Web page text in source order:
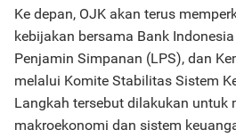
Ke depan, OJK akan terus
kebijakan bersama Bank
Penjamin Simpanan (LPS), dan
melalui Komite Stabilitas Sistem
Langkah tersebut dilakukan untuk
makroekonomi dan sistem